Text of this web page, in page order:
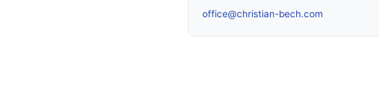
office@christian-bech.com